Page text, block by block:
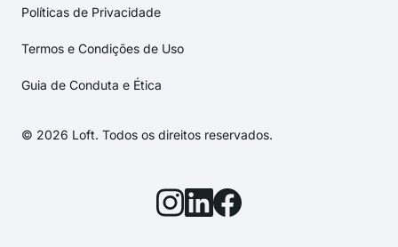
Políticas de Privacidade
Termos e Condições de Uso
Guia de Conduta e Ética
© 2026 Loft. Todos os direitos reservados.